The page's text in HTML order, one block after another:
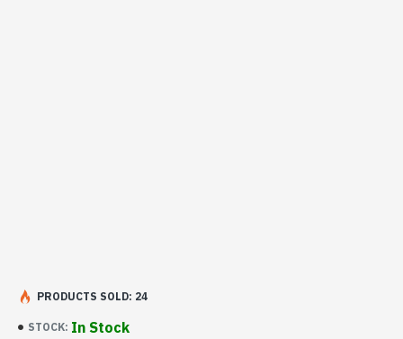
STOCK: In Stock
PRODUCTS SOLD: 24